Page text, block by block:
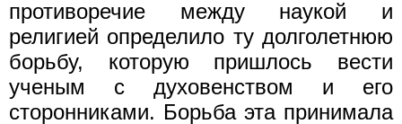
противоречие между наукой и
религией определило ту долголетнюю
борьбу, которую пришлось вести
ученым с духовенством и его
сторонниками. Борьба эта принимала